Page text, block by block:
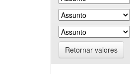
Retornar valores